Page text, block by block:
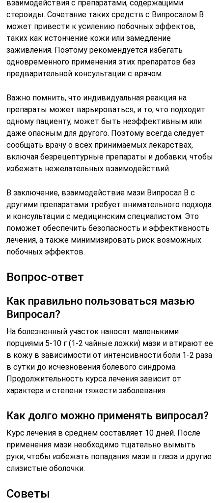
взаимодействия с препаратами, содержащими
стероиды. Сочетание таких средств с Випросалом В
может привести к усилению побочных эффектов,
таких как истончение кожи или замедление
заживления. Поэтому рекомендуется избегать
одновременного применения этих препаратов без
предварительной консультации с врачом.
Важно помнить, что индивидуальная реакция на
препараты может варьироваться, и то, что подходит
одному пациенту, может быть неэффективным или
даже опасным для другого. Поэтому всегда следует
сообщать врачу о всех принимаемых лекарствах,
включая безрецептурные препараты и добавки, чтобы
избежать нежелательных взаимодействий.
В заключение, взаимодействие мази Випросал В с
другими препаратами требует внимательного подхода
и консультации с медицинским специалистом. Это
поможет обеспечить безопасность и эффективность
лечения, а также минимизировать риск возможных
побочных эффектов.
Вопрос-ответ
Как правильно пользоваться мазью
Випросал?
На болезненный участок наносят маленькими
порциями 5-10 г (1-2 чайные ложки) мази и втирают ее
в кожу в зависимости от интенсивности боли 1-2 раза
в сутки до исчезновения болевого синдрома.
Продолжительность курса лечения зависит от
характера и степени тяжести заболевания.
Как долго можно применять випросал?
Курс лечения в среднем составляет 10 дней. После
применения мази необходимо тщательно вымыть
руки, чтобы избежать попадания мази в глаза и другие
слизистые оболочки.
Советы